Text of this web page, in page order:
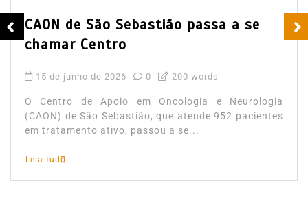
CAON de São Sebastião passa a se
chamar Centro
15 de junho de 2026 0 200 words
O Centro de Apoio em Oncologia e Neurologia
(CAON) de São Sebastião, que atende 952 pacientes
em tratamento ativo, passou a se...
Leia tudo